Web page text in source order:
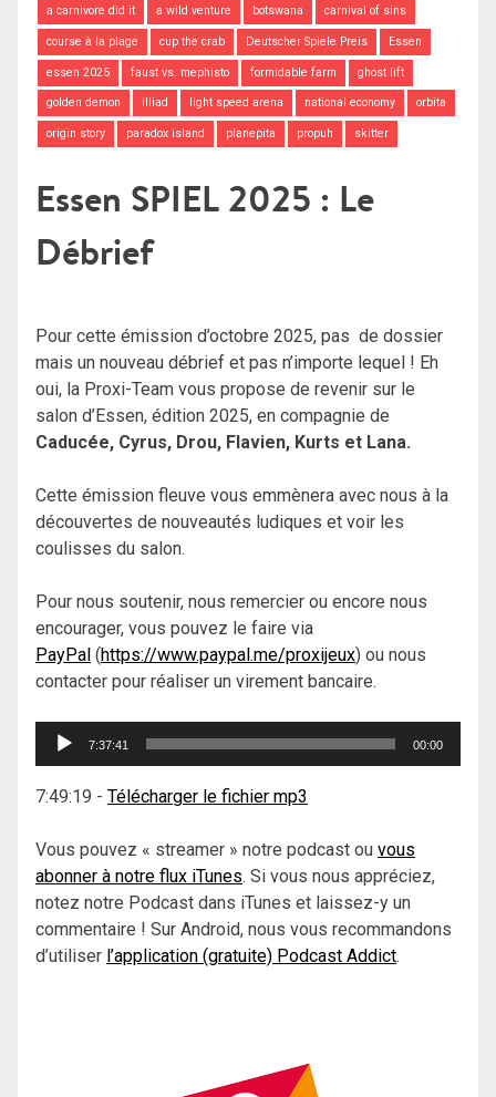
a carnivore did it a wild venture botswana carnival of sins
course à la plage cup the crab Deutscher Spiele Preis Essen
essen 2025 faust vs. mephisto formidable farm ghost lift
golden demon illiad light speed arena national economy orbita
origin story paradox island planepita propuh skitter
Essen SPIEL 2025 : Le
Débrief
Pour cette émission d’octobre 2025, pas de dossier
mais un nouveau débrief et pas n’importe lequel ! Eh
oui, la Proxi-Team vous propose de revenir sur le
salon d’Essen, édition 2025, en compagnie de
Caducée, Cyrus, Drou, Flavien, Kurts et Lana.
Cette émission fleuve vous emmènera avec nous à la
découvertes de nouveautés ludiques et voir les
coulisses du salon.
Pour nous soutenir, nous remercier ou encore nous
encourager, vous pouvez le faire via
PayPal (https://www.paypal.me/proxijeux) ou nous
contacter pour réaliser un virement bancaire.
Lecteur
7:37:41 00:00
7:49:19 - Télécharger le fichier mp3
Vous pouvez « streamer » notre podcast ou vous
abonner à notre flux iTunes. Si vous nous appréciez,
notez notre Podcast dans iTunes et laissez-y un
commentaire ! Sur Android, nous vous recommandons
d’utiliser l’application (gratuite) Podcast Addict.